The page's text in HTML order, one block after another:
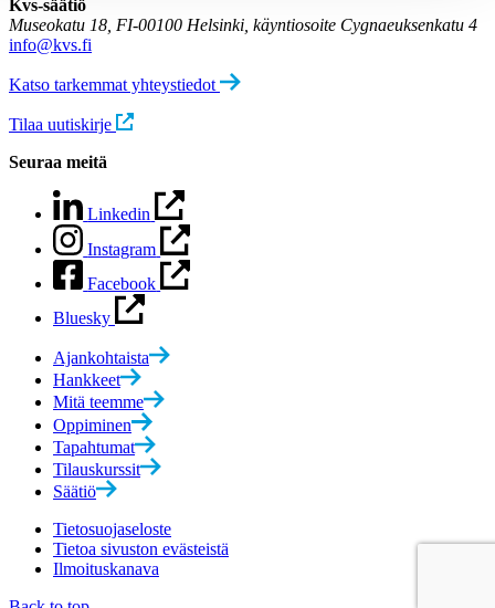
Kvs-säätiö
Museokatu 18, FI-00100 Helsinki, käyntiosoite Cygnaeuksenkatu 4
info@kvs.fi
Katso tarkemmat yhteystiedot
Tilaa uutiskirje
Seuraa meitä
Linkedin
Instagram
Facebook
Bluesky
Ajankohtaista
Hankkeet
Mitä teemme
Oppiminen
Tapahtumat
Tilauskurssit
Säätiö
Tietosuojaseloste
Tietoa sivuston evästeistä
Ilmoituskanava